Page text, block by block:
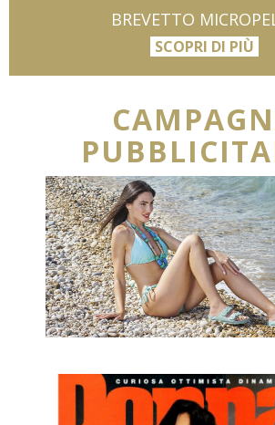
BREVETTO
SCOPRI DI PIÙ